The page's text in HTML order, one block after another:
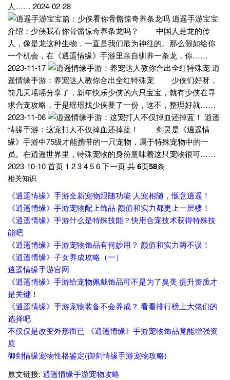
人…… 2024-02-28
逍遥手游宝宝
介绍：少侠我看你骨骼惊奇养条龙吗？ 中国人是龙的传
人，像是龙这种生物，一直是我们最为神往的。那么假如给你
一个机会，在《逍遥情缘》手游里亲自驯养一条龙，你……
2023-11-17
逍
遥情缘手游：养宠达人教你合出全红特殊宠 少侠们好呀，
前几天瑶瑶分享了，新年快乐少侠的六只宝宝，就有少侠在寻
求合宠攻略，于是瑶瑶找少侠要了一份，这不，整理好就……
2023-11-06
逍遥
情缘手游：这宠打人不仅掉血还掉蓝！ 剑灵是《逍遥情
缘》手游中75级才能携带的一只宠物，属于特殊宠物中的一
员。在逍遥世界里，特殊宠物的身份意味着这只宠物很可……
2023-10-10 首页 1 2 3 4 5 6 下一页 共6页58条
相关知识
《逍遥情缘》手游全新宠物跟随功能 人宠相随，惬意逍遥！
《逍遥情缘》手游宠物配上饰品 颜值和实力都更上一层楼！
《逍遥情缘》手游什么是特殊技能？快用合宠技术获得特殊技
能吧
《逍遥情缘》手游宠物饰品有何妙用？ 颜值和实力两不误！
《逍遥情缘》子女养成攻略（一）
逍遥情缘手游官网
《逍遥情缘》手游给宠物佩戴饰品可不是为了臭美 提升资质才
是关键！
《逍遥情缘》手游宠物装备不会养成？ 看看排行榜上大佬们的
选择吧
不仅仅是改变外形而已 《逍遥情缘》手游宠物饰品竟能增强资
质
御剑情缘宠物性格鉴定(御剑情缘手游宠物攻略)
原文链接: 逍遥情缘手游宠物攻略